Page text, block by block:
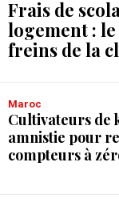
Frais de
logement : le
freins de la
Maroc
Cultivateurs de
amnistie pour
compteurs à